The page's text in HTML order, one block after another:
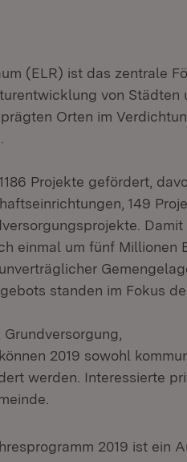
(ELR) ist das zentrale
von Städten
Orten im
Projekte gefördert,
149
einmal um fünf Millionen
standen im Fokus
2019 sowohl
werden. Interessierte
2019 ist ein